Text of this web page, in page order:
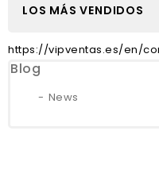
LOS MÁS VENDIDOS
https://vipventas.es/en/
Blog
News